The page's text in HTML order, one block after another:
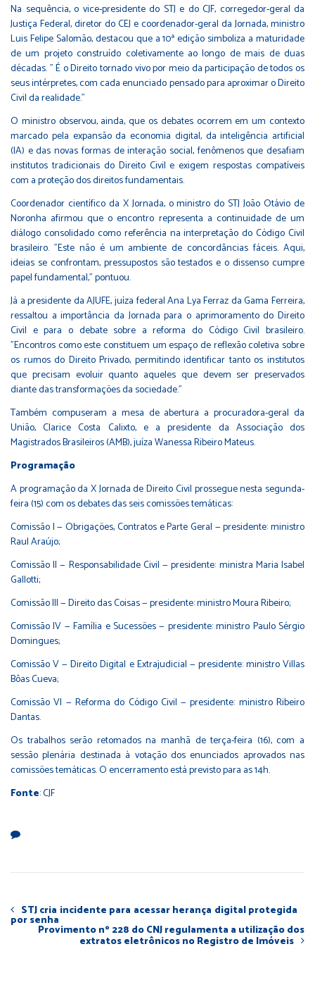
Na sequência, o vice-presidente do STJ e do CJF, corregedor-geral da
Justiça Federal, diretor do CEJ e coordenador-geral da Jornada, ministro
Luis Felipe Salomão, destacou que a 10ª edição simboliza a maturidade
de um projeto construído coletivamente ao longo de mais de duas
décadas. " É o Direito tornado vivo por meio da participação de todos os
seus intérpretes, com cada enunciado pensado para aproximar o Direito
Civil da realidade."
O ministro observou, ainda, que os debates ocorrem em um contexto
marcado pela expansão da economia digital, da inteligência artificial
(IA) e das novas formas de interação social, fenômenos que desafiam
institutos tradicionais do Direito Civil e exigem respostas compatíveis
com a proteção dos direitos fundamentais.
Coordenador científico da X Jornada, o ministro do STJ João Otávio de
Noronha afirmou que o encontro representa a continuidade de um
diálogo consolidado como referência na interpretação do Código Civil
brasileiro. "Este não é um ambiente de concordâncias fáceis. Aqui,
ideias se confrontam, pressupostos são testados e o dissenso cumpre
papel fundamental,” pontuou.
Já a presidente da AJUFE, juíza federal Ana Lya Ferraz da Gama Ferreira,
ressaltou a importância da Jornada para o aprimoramento do Direito
Civil e para o debate sobre a reforma do Código Civil brasileiro.
"Encontros como este constituem um espaço de reflexão coletiva sobre
os rumos do Direito Privado, permitindo identificar tanto os institutos
que precisam evoluir quanto aqueles que devem ser preservados
diante das transformações da sociedade."
Também compuseram a mesa de abertura a procuradora-geral da
União, Clarice Costa Calixto, e a presidente da Associação dos
Magistrados Brasileiros (AMB), juíza Wanessa Ribeiro Mateus.
Programação
A programação da X Jornada de Direito Civil prossegue nesta segunda-
feira (15) com os debates das seis comissões temáticas:
Comissão I — Obrigações, Contratos e Parte Geral — presidente: ministro
Raul Araújo;
Comissão II — Responsabilidade Civil — presidente: ministra Maria Isabel
Gallotti;
Comissão III — Direito das Coisas — presidente: ministro Moura Ribeiro;
Comissão IV — Família e Sucessões — presidente: ministro Paulo Sérgio
Domingues;
Comissão V — Direito Digital e Extrajudicial — presidente: ministro Villas
Bôas Cueva;
Comissão VI — Reforma do Código Civil — presidente: ministro Ribeiro
Dantas.
Os trabalhos serão retomados na manhã de terça-feira (16), com a
sessão plenária destinada à votação dos enunciados aprovados nas
comissões temáticas. O encerramento está previsto para as 14h.
Fonte: CJF
STJ cria incidente para acessar herança digital protegida
por senha
Provimento nº 228 do CNJ regulamenta a utilização dos
extratos eletrônicos no Registro de Imóveis